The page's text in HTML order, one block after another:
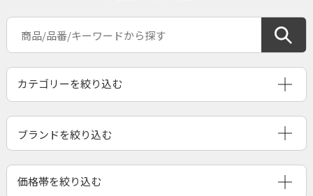
ブランドを絞り込む